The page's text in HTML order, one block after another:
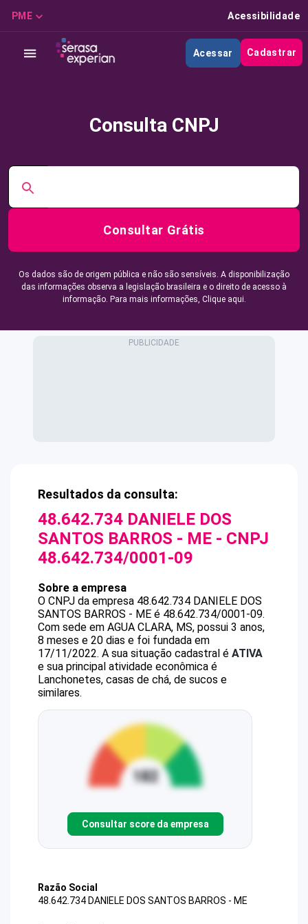
PME Acessibilidade
Acessar Cadastrar
Consulta CNPJ
Consultar Grátis
Os dados são de origem pública e não são sensíveis. A disponibilização
das informações observa a legislação brasileira e o direito de acesso à
informação. Para mais informações, Clique aqui.
Resultados da consulta:
48.642.734 DANIELE DOS
SANTOS BARROS - ME - CNPJ
48.642.734/0001-09
Sobre a empresa
O CNPJ da empresa 48.642.734 DANIELE DOS
SANTOS BARROS - ME é 48.642.734/0001-09.
Com sede em AGUA CLARA, MS, possui 3 anos,
8 meses e 20 dias e foi fundada em
17/11/2022. A sua situação cadastral é ATIVA
e sua principal atividade econômica é
Lanchonetes, casas de chá, de sucos e
similares.
Consultar score da empresa
Razão Social
48.642.734 DANIELE DOS SANTOS BARROS - ME